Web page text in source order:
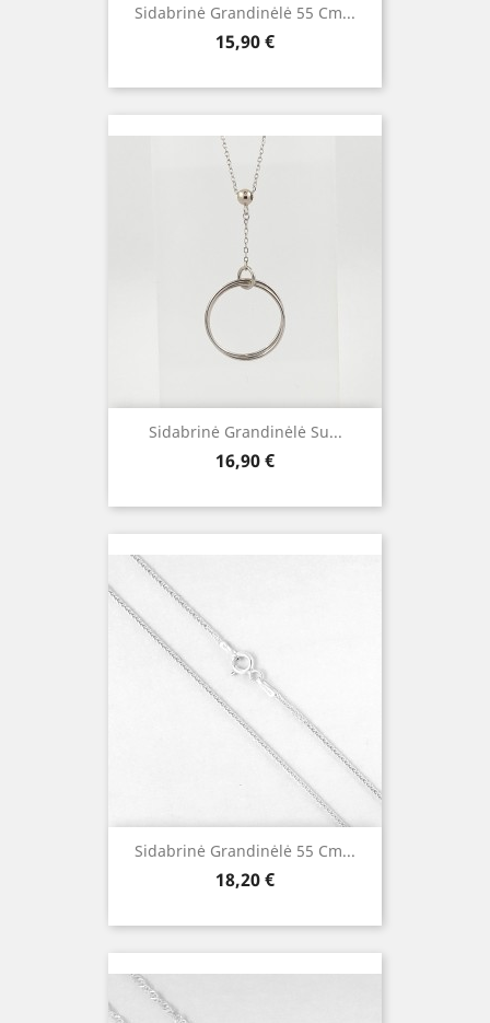
Sidabrinė Grandinėlė 55 Cm...
Kaina
15,90 €
Sidabrinė Grandinėlė Su...
Kaina
16,90 €
Sidabrinė Grandinėlė 55 Cm...
Kaina
18,20 €